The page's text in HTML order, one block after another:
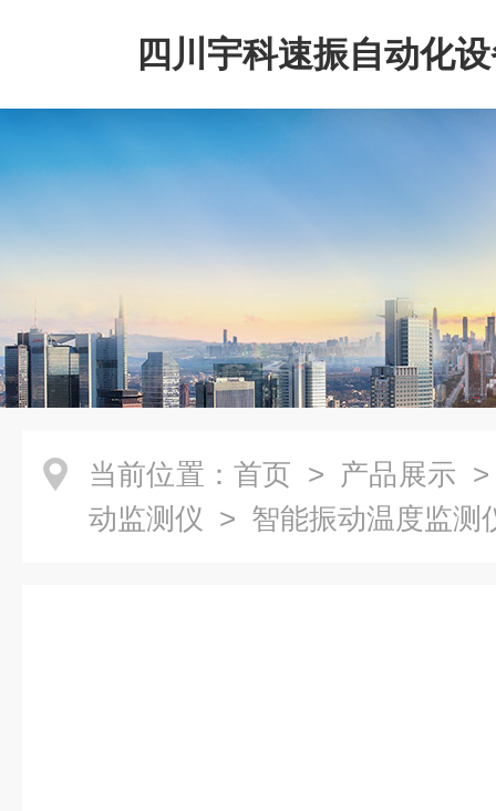
四川宇科速振自动化
公司
当前位置： 首页 > 产品展示
动监测仪 > 智能振动温度监测